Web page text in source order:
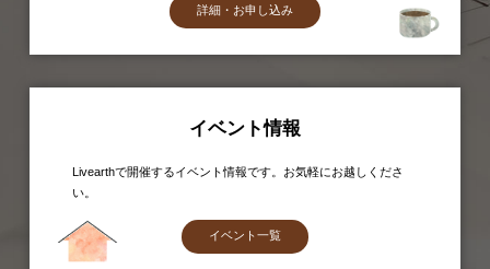
詳細・お申し込み
イベント情報
Livearthで開催するイベント情報です。お気軽にお越しくださ
い。
イベント一覧